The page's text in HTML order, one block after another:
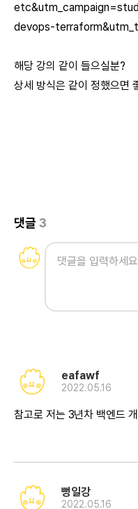
devops-
해당 강의 같이 들으실분?
상세 방식은 같이 정했으면
댓글 3
eafawf
2022.05.16
참고로 저는 3년차 백엔드
뻥일강
2022.05.16